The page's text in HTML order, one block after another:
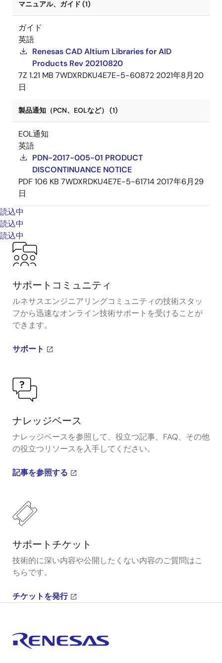
マニュアル、ガイド (1)
ガイド
英語
Renesas CAD Altium Libraries for AID
Products Rev 20210820
7Z 1.21 MB 7WDXRDKU4E7E-5-60872 2021年8月20
日
製品通知（PCN、EOLなど） (1)
EOL通知
英語
PDN-2017-005-01 PRODUCT
DISCONTINUANCE NOTICE
PDF 106 KB 7WDXRDKU4E7E-5-61714 2017年6月29
日
読込中
読込中
読込中
サポートコミュニティ
ルネサスエンジニアリングコミュニティの技術スタッ
フから迅速なオンライン技術サポートを受けることが
できます。
サポート
ナレッジベース
ナレッジベースを参照して、役立つ記事、FAQ、その他
の役立つリソースを入手してください。
記事を参照する
サポートチケット
技術的に深い内容や公開したくない内容のご質問はこ
ちらです。
チケットを発行